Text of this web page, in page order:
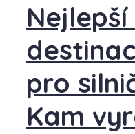
pro
Kam